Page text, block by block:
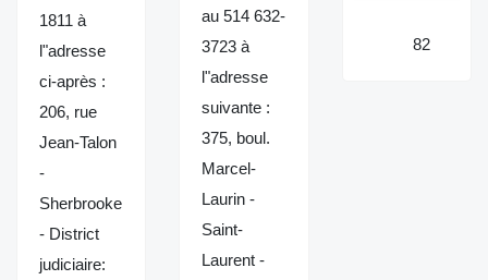
1811 à
l"adresse
ci-après :
206, rue
Jean-Talon
-
Sherbrooke
- District
judiciaire:
au 514 632-
3723 à
l"adresse
suivante :
375, boul.
Marcel-
Laurin -
Saint-
Laurent -
82